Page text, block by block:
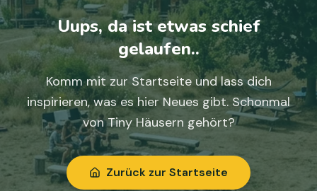
Uups, da ist etwas schief
gelaufen..
Komm mit zur Startseite und lass dich
inspirieren, was es hier Neues gibt. Schonmal
von Tiny Häusern gehört?
Zurück zur Startseite